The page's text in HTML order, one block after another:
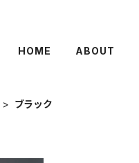
HOME ABOUT
ブラック